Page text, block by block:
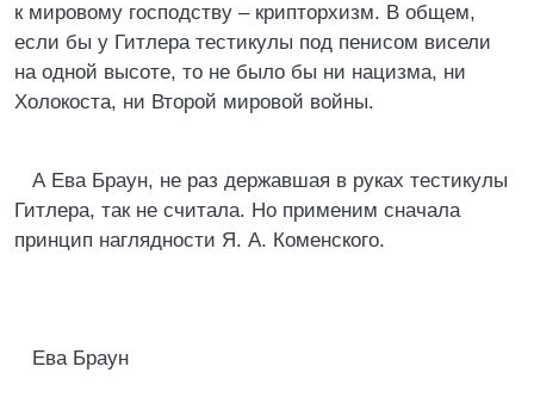
к мировому господству – крипторхизм. В общем,
если бы у Гитлера тестикулы под пенисом висели
на одной высоте, то не было бы ни нацизма, ни
Холокоста, ни Второй мировой войны.
А Ева Браун, не раз державшая в руках тестикулы
Гитлера, так не считала. Но применим сначала
принцип наглядности Я. А. Коменского.
Ева Браун